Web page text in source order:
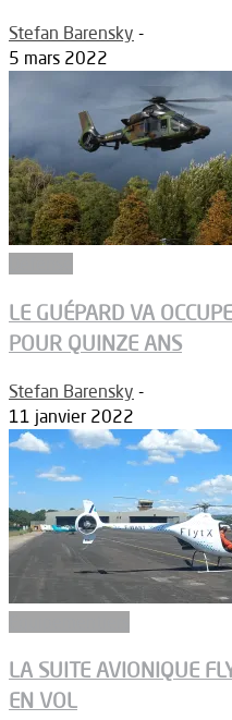
Stefan Barensky -
5 mars 2022
LE GUÉPARD VA
POUR QUINZE ANS
Stefan Barensky -
11 janvier 2022
LA SUITE AVIONIQUE
EN VOL